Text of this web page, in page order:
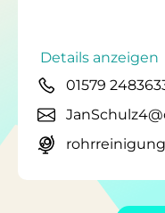
Details anzeigen
01579